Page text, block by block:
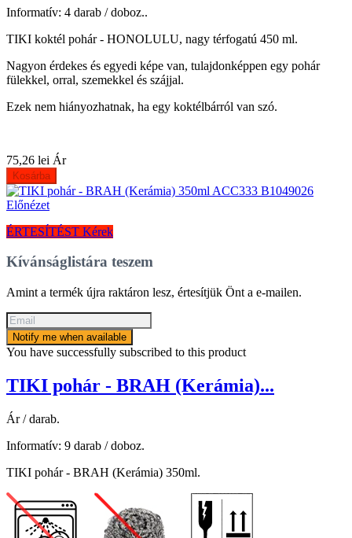
Informatív: 4 darab / doboz..
TIKI koktél pohár - HONOLULU, nagy térfogatú 450 ml.
Nagyon érdekes és egyedi képe van, tulajdonképpen egy pohár
fülekkel, orral, szemekkel és szájjal.
Ezek nem hiányozhatnak, ha egy koktélbárról van szó.
75,26 lei Ár
Kosárba
Előnézet
ÉRTESÍTÉST Kérek
Kívánságlistára teszem
Amint a termék újra raktáron lesz, értesítjük Önt a e-mailen.
Notify me when available
You have successfully subscribed to this product
TIKI pohár - BRAH (Kerámia)...
Ár / darab.
Informatív: 9 darab / doboz.
TIKI pohár - BRAH (Kerámia) 350ml.